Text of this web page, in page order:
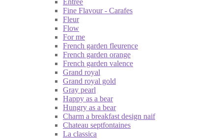
Fine Flavour - Carafes
Fleur
Flow
For me
French garden fleurence
French garden orange
French garden valence
Grand royal
Grand royal gold
Gray pearl
Happy as a bear
Hungry as a bear
Charm a breakfast design naif
Chateau septfontaines
La classica